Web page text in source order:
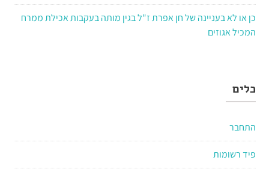
כן או לא בעניינה של חן אפרת ז"ל בגין מותה בעקבות אכילת ממרח
המכיל אגוזים
כלים
התחבר
פיד רשומות